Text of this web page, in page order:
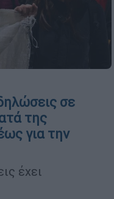
σε
της
για την
έχει